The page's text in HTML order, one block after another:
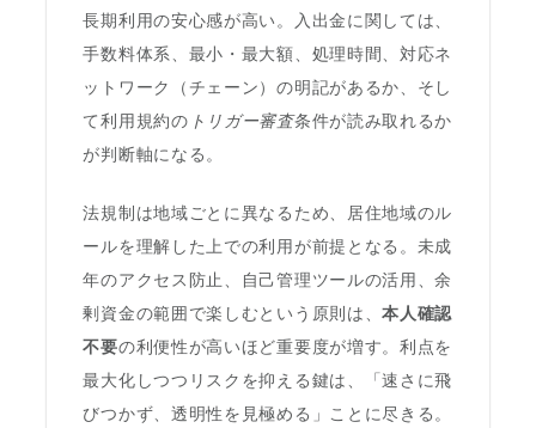
長期利用の安心感が高い。入出金に関しては、
手数料体系、最小・最大額、処理時間、対応ネ
ットワーク（チェーン）の明記があるか、そし
て利用規約の トリガー審査条件が読み取れるか
が判断軸になる。
法規制は地域ごとに異なるため、居住地域のル
ールを理解した上での利用が前提となる。未成
年のアクセス防止、自己管理ツールの活用、余
剰資金の範囲で楽しむという原則は、本人確認
不要の利便性が高いほど重要度が増す。利点を
最大化しつつリスクを抑える鍵は、「速さに飛
びつかず、透明性を見極める」ことに尽きる。